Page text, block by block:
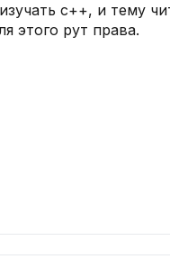
с++, и тему
этого рут права.